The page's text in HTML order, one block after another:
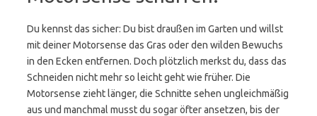
Du kennst das sicher: Du bist draußen im Garten und willst
mit deiner Motorsense das Gras oder den wilden Bewuchs
in den Ecken entfernen. Doch plötzlich merkst du, dass das
Schneiden nicht mehr so leicht geht wie früher. Die
Motorsense zieht länger, die Schnitte sehen ungleichmäßig
aus und manchmal musst du sogar öfter ansetzen, bis der